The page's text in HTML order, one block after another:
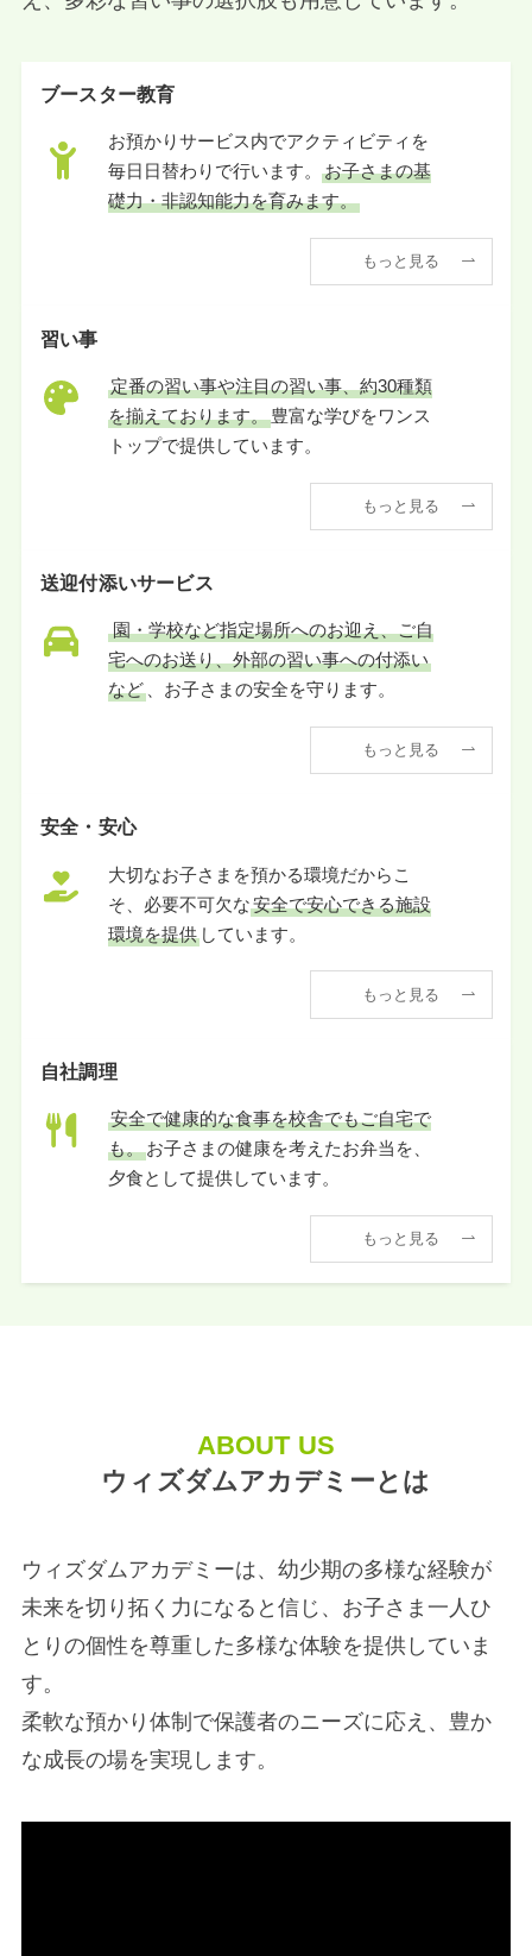
ブースター教育
お預かりサービス内でアクティビティを
毎日日替わりで行います。お子さまの基
礎力・非認知能力を育みます。
もっと見る
習い事
定番の習い事や注目の習い事、約30種類
を揃えております。豊富な学びをワンス
トップで提供しています。
もっと見る
送迎付添いサービス
園・学校など指定場所へのお迎え、ご自
宅へのお送り、外部の習い事への付添い
など
、お子さまの安全を守ります。
もっと見る
安全・安心
大切なお子さまを預かる環境だからこ
そ、必要不可欠な安全で安心できる施設
環境を提供 しています。
もっと見る
自社調理
安全で健康的な食事を校舎でもご自宅で
も。お子さまの健康を考えたお弁当を、
夕食として提供しています。
もっと見る
ABOUT US
ウィズダムアカデミーとは
ウィズダムアカデミーは、幼少期の多様な経験が
未来を切り拓く力になると信じ、お子さま一人ひ
とりの個性を尊重した多様な体験を提供していま
す。
柔軟な預かり体制で保護者のニーズに応え、豊か
な成長の場を実現します。